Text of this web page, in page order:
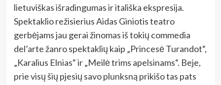
lietuviškas išradingumas ir itališka ekspresija.
Spektaklio režisierius Aidas Giniotis teatro
gerbėjams jau gerai žinomas iš tokių commedia
del’arte žanro spektaklių kaip „Princesė Turandot“,
„Karalius Elnias“ ir „Meilė trims apelsinams“. Beje,
prie visų šių pjesių savo plunksną prikišo tas pats